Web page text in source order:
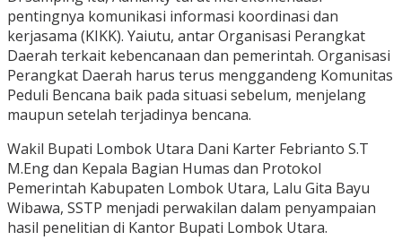
pentingnya komunikasi informasi koordinasi dan
kerjasama (KIKK). Yaiutu, antar Organisasi Perangkat
Daerah terkait kebencanaan dan pemerintah. Organisasi
Perangkat Daerah harus terus menggandeng Komunitas
Peduli Bencana baik pada situasi sebelum, menjelang
maupun setelah terjadinya bencana.
Wakil Bupati Lombok Utara Dani Karter Febrianto S.T
M.Eng dan Kepala Bagian Humas dan Protokol
Pemerintah Kabupaten Lombok Utara, Lalu Gita Bayu
Wibawa, SSTP menjadi perwakilan dalam penyampaian
hasil penelitian di Kantor Bupati Lombok Utara.